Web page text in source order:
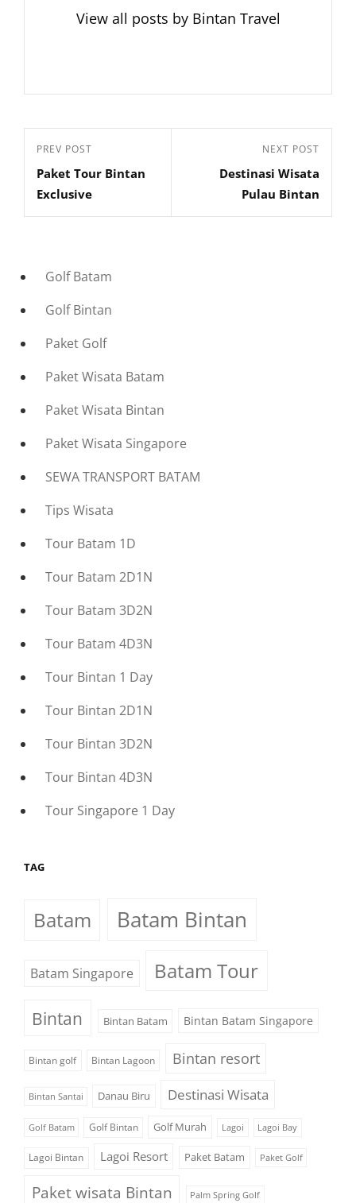
View all posts by Bintan Travel
Navigasi
pos
Previous
Post
PREV POST
Paket Tour Bintan
Exclusive
Post
NEXT POST
Destinasi Wisata
Pulau Bintan
Golf Batam
Golf Bintan
Paket Golf
Paket Wisata Batam
Paket Wisata Bintan
Paket Wisata Singapore
SEWA TRANSPORT BATAM
Tips Wisata
Tour Batam 1D
Tour Batam 2D1N
Tour Batam 3D2N
Tour Batam 4D3N
Tour Bintan 1 Day
Tour Bintan 2D1N
Tour Bintan 3D2N
Tour Bintan 4D3N
Tour Singapore 1 Day
TAG
Batam Batam Bintan
Batam Singapore Batam Tour
Bintan Bintan Batam Bintan Batam Singapore
Bintan golf Bintan Lagoon Bintan resort
Bintan Santai Danau Biru Destinasi Wisata
Golf Batam Golf Bintan Golf Murah Lagoi Lagoi Bay
Lagoi Bintan Lagoi Resort Paket Batam Paket Golf
Paket wisata Bintan Palm Spring Golf